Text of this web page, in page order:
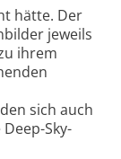
hätte. Der
jeweils
ihrem
sich auch
Sky-